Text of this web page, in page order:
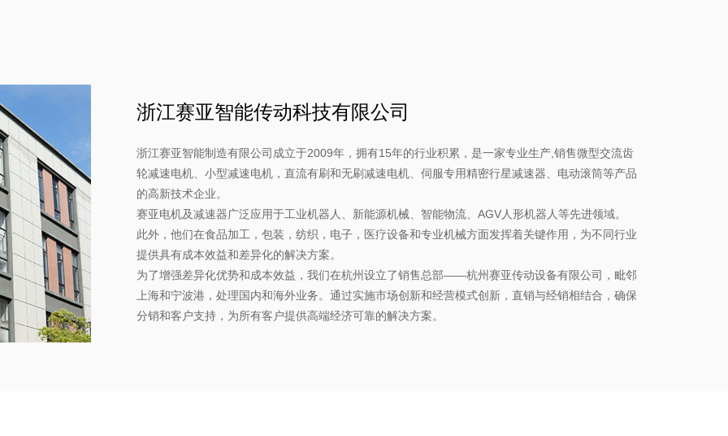
浙江赛亚智能传动科技有限公司
浙江赛亚智能制造有限公司成立于2009年，拥有15年的行业积累，是一家专业生产,销售微型交流齿
轮减速电机、小型减速电机，直流有刷和无刷减速电机、伺服专用精密行星减速器、电动滚筒等产品
的高新技术企业。
赛亚电机及减速器广泛应用于工业机器人、新能源机械、智能物流、AGV人形机器人等先进领域。
此外，他们在食品加工，包装，纺织，电子，医疗设备和专业机械方面发挥着关键作用，为不同行业
提供具有成本效益和差异化的解决方案。
为了增强差异化优势和成本效益，我们在杭州设立了销售总部——杭州赛亚传动设备有限公司，毗邻
上海和宁波港，处理国内和海外业务。通过实施市场创新和经营模式创新，直销与经销相结合，确保
分销和客户支持，为所有客户提供高端经济可靠的解决方案。